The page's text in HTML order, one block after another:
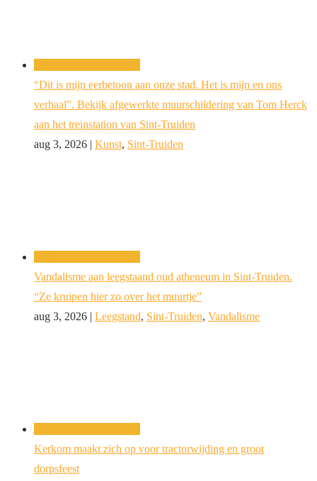
“Dit is mijn eerbetoon aan onze stad. Het is mijn en ons
verhaal”. Bekijk afgewerkte muurschildering van Tom Herck
aan het treinstation van Sint-Truiden
aug 3, 2026 | Kunst, Sint-Truiden
Vandalisme aan leegstaand oud atheneum in Sint-Truiden.
“Ze kruipen hier zo over het muurtje”
aug 3, 2026 | Leegstand, Sint-Truiden, Vandalisme
Kerkom maakt zich op voor tractorwijding en groot
dorpsfeest